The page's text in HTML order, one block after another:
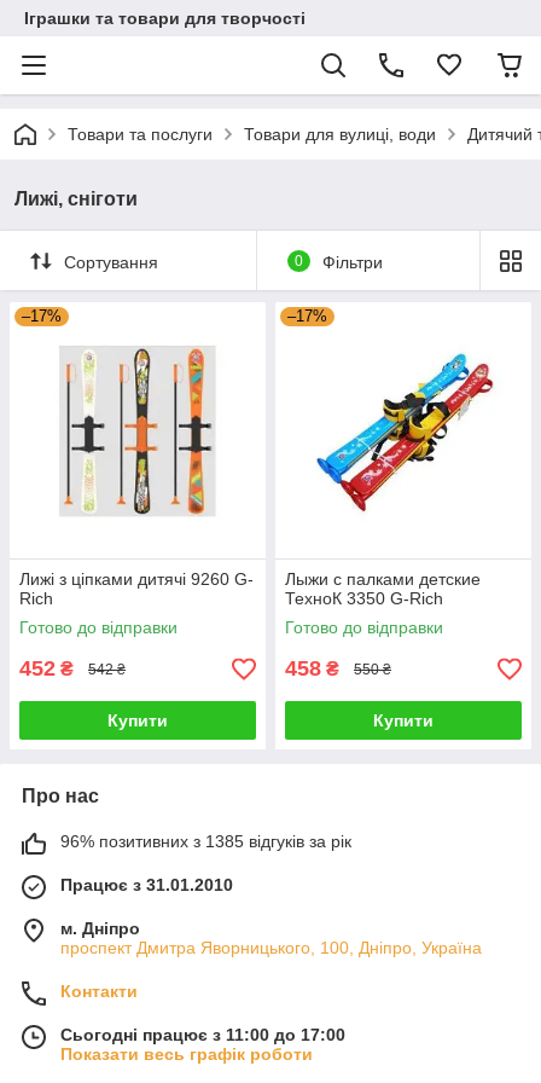
Іграшки та товари для творчості
Товари та послуги Товари для вулиці, води Дитячий
Лижі, сніготи
Сортування 0 Фільтри
–17%
Лижі з ціпками дитячі 9260 G-
Rich
Готово до відправки
452 ₴ 542 ₴
Купити
–17%
Лыжи с палками детские
ТехноК 3350 G-Rich
Готово до відправки
458 ₴ 550 ₴
Купити
Про нас
96% позитивних з 1385 відгуків за рік
Працює з 31.01.2010
м. Дніпро
проспект Дмитра Яворницького, 100, Дніпро, Україна
Контакти
Сьогодні працює з 11:00 до 17:00
Показати весь графік роботи